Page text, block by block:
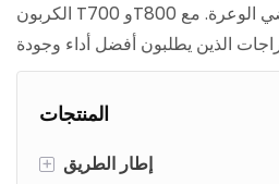
الكربون T700 وT800 قوة ومتانة استثنائيتين، مما يوفر إطارًا موثوقًا وطويل الأمد. بالإضافة إلى ذلك، توفر إطاراتنا امتصاصًا فائقًا للصدمات، مما يضمن قيادة سلسة ومريحة حتى على الأراضي الوعرة. مع
المنتجات
+ إطار الطريق